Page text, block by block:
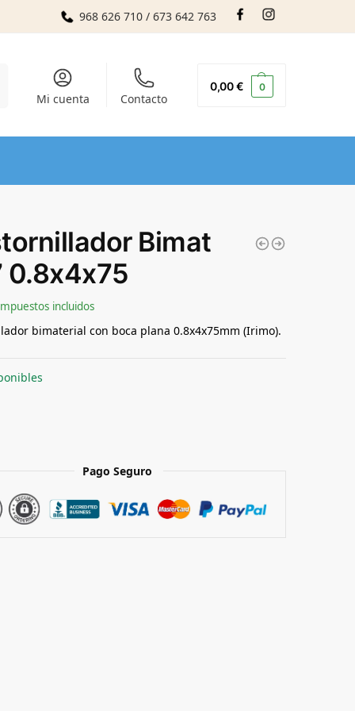
968 626 710 / 673 642 763
Mi cuenta Contacto
0,00€ 0
Bimat
0.8x4x75
incluidos
bimaterial con boca plana 0.8x4x75mm (Irimo).
Pago Seguro